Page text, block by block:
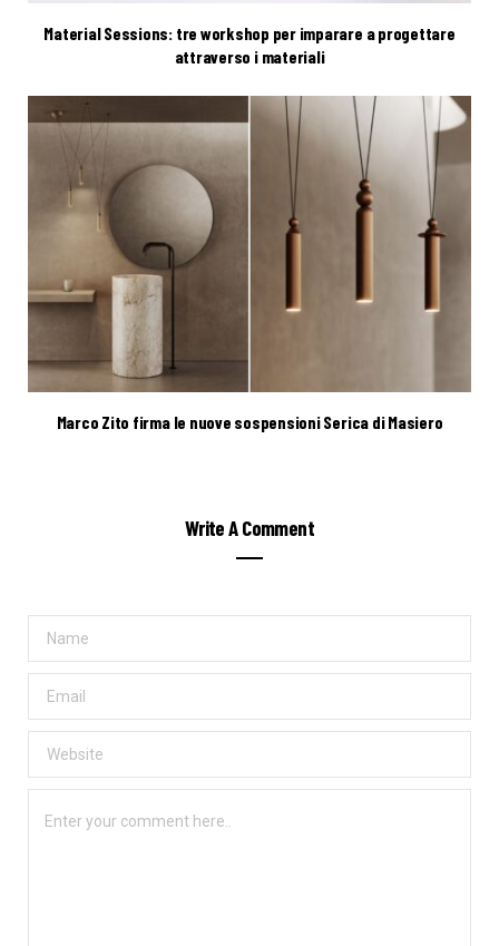
Material Sessions: tre workshop per imparare a progettare
attraverso i materiali
Marco Zito firma le nuove sospensioni Serica di Masiero
Write A Comment